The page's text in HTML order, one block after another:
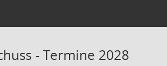
- Termine 2028